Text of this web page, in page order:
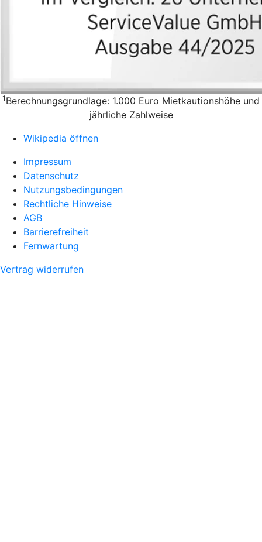
1 Berechnungsgrundlage: 1.000 Euro Mietkautionshöhe und
jährliche Zahlweise
Wikipedia öffnen
Impressum
Datenschutz
Nutzungsbedingungen
Rechtliche Hinweise
AGB
Barrierefreiheit
Fernwartung
Vertrag widerrufen